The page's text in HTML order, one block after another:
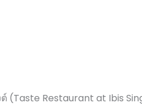
ต์ (Taste Restaurant at Ibis